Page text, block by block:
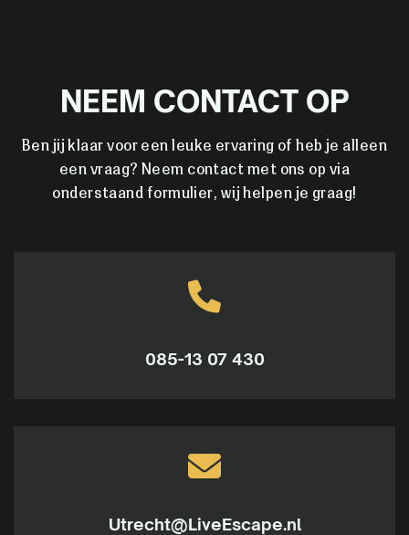
NEEM CONTACT OP
Ben jij klaar voor een leuke ervaring of heb je alleen
een vraag? Neem contact met ons op via
onderstaand formulier, wij helpen je graag!
085-13 07 430
Utrecht@LiveEscape.nl